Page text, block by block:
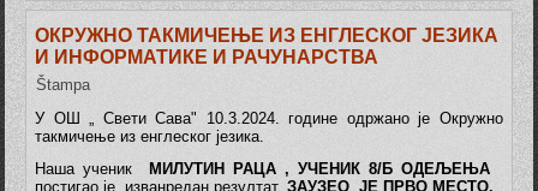
ОКРУЖНО ТАКМИЧЕЊЕ ИЗ ЕНГЛЕСКОГ ЈЕЗИКА
И ИНФОРМАТИКЕ И РАЧУНАРСТВА
Štampa
У ОШ „ Свети Сава" 10.3.2024. године одржано је Окружно
такмичење из енглеског језика.
Наша ученик
МИЛУТИН РАЦА , УЧЕНИК 8/Б ОДЕЉЕЊА
постигао је изванредан резултат,ЗАУЗЕО ЈЕ ПРВО МЕСТО.